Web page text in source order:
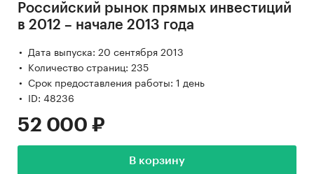
Российский рынок прямых инвестиций
в 2012 – начале 2013 года
Дата выпуска: 20 сентября 2013
Количество страниц: 235
Срок предоставления работы: 1 день
ID: 48236
52 000 ₽
В корзину